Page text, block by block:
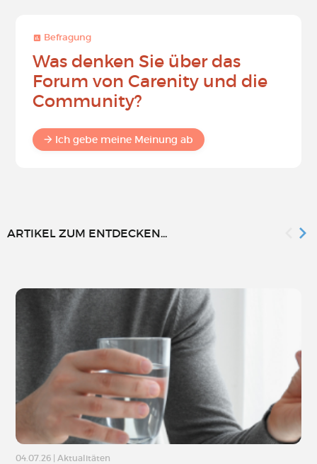
Befragung
Was denken Sie über das
Forum von Carenity und die
Community?
Ich gebe meine Meinung ab
ARTIKEL ZUM ENTDECKEN...
04.07.26 Aktualitäten